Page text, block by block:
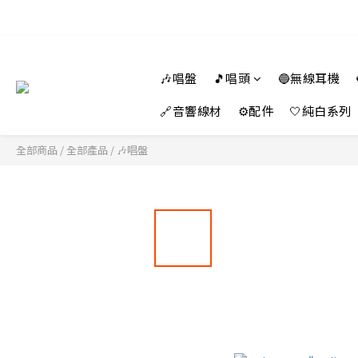
🎶唱盤 🎵唱頭 🔵無線耳機
🔗音響線材
⚙️配件 🤍純白系列
全部商品 / 全部產品 / 🎶唱盤